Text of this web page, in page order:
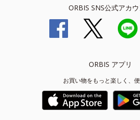
ORBIS SNS公式アカウ
ORBIS アプリ
お買い物をもっと楽しく、便